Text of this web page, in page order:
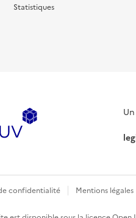
Statistiques
confidentialité Mentions légales